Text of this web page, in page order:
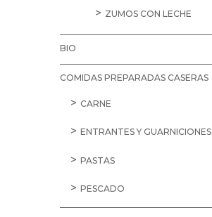
ZUMOS CON LECHE
BIO
COMIDAS PREPARADAS CASERAS
CARNE
ENTRANTES Y GUARNICIONES
PASTAS
PESCADO